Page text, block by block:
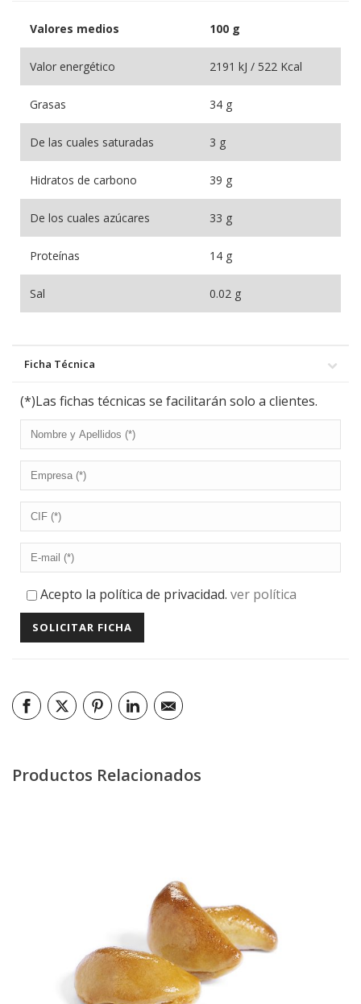
Valores medios 100 g
Valor energético 2191 kJ / 522 Kcal
Grasas 34 g
De las cuales saturadas 3 g
Hidratos de carbono 39 g
De los cuales azúcares 33 g
Proteínas 14 g
Sal 0.02 g
Ficha Técnica
(*)Las fichas técnicas se facilitarán solo a clientes.
Acepto la política de privacidad. ver política
Productos Relacionados